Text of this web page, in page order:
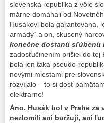
slovenská republika z vôle
márne domáhali od
Husákovi bola garantovaná,
armády“ a on, skúsený
konečne dostanú sľúbenú
zadosťučinením prišiel do tej
bola len taká pseudo-
novými miestami pre
rozvíjalo – to si dosť
elektrárne!
Áno, Husák bol v Prahe
nezlomili ani buržuji, ani